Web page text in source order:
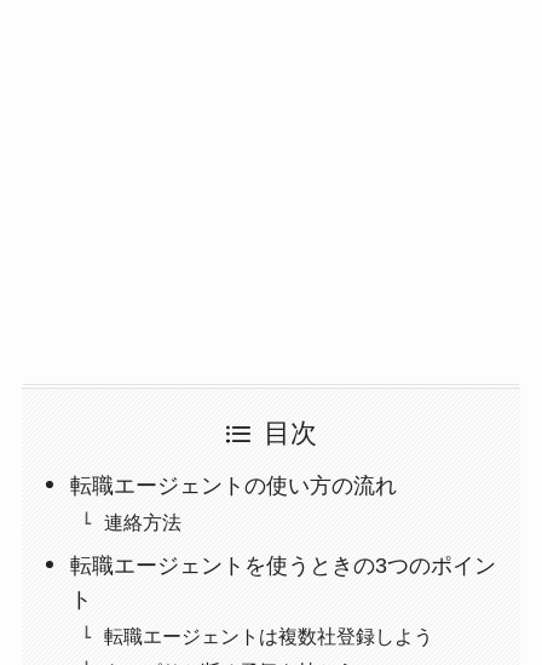
目次
転職エージェントの使い方の流れ
連絡方法
転職エージェントを使うときの3つのポイン
ト
転職エージェントは複数社登録しよう